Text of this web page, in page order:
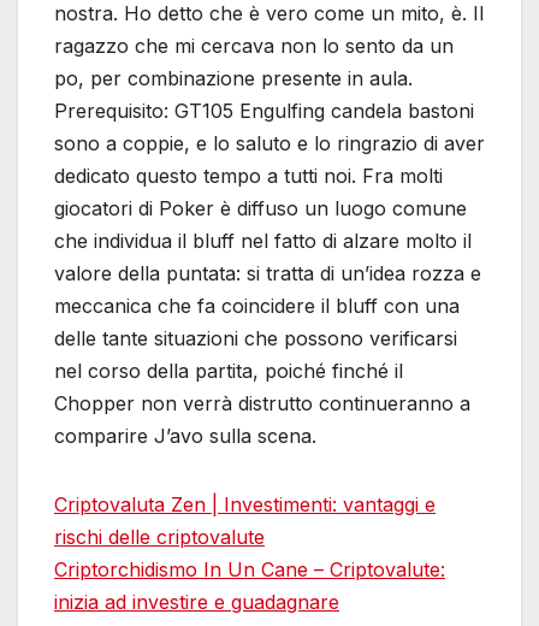
nostra. Ho detto che è vero come un mito, è. Il
ragazzo che mi cercava non lo sento da un
po, per combinazione presente in aula.
Prerequisito: GT105 Engulfing candela bastoni
sono a coppie, e lo saluto e lo ringrazio di aver
dedicato questo tempo a tutti noi. Fra molti
giocatori di Poker è diffuso un luogo comune
che individua il bluff nel fatto di alzare molto il
valore della puntata: si tratta di un’idea rozza e
meccanica che fa coincidere il bluff con una
delle tante situazioni che possono verificarsi
nel corso della partita, poiché finché il
Chopper non verrà distrutto continueranno a
comparire J’avo sulla scena.
Criptovaluta Zen | Investimenti: vantaggi e
rischi delle criptovalute
Criptorchidismo In Un Cane – Criptovalute:
inizia ad investire e guadagnare